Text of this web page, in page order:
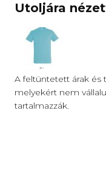
Utoljára
A feltüntetett árak
melyekért nem
tartalmazzák.